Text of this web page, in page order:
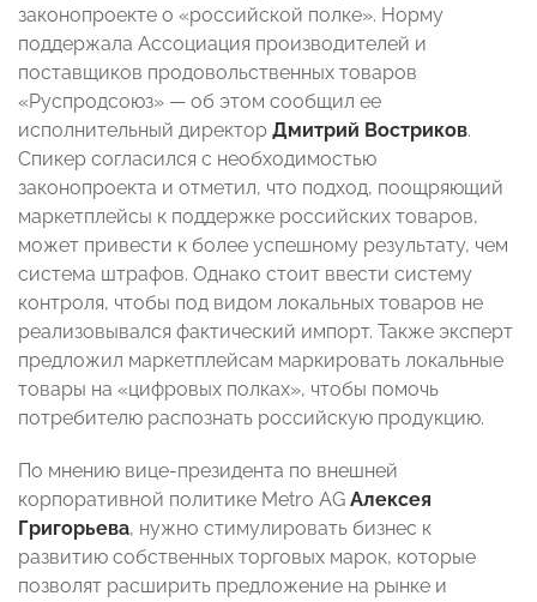
законопроекте о «российской полке». Норму
поддержала Ассоциация производителей и
поставщиков продовольственных товаров
«Руспродсоюз» — об этом сообщил ее
исполнительный директор Дмитрий Востриков.
Спикер согласился с необходимостью
законопроекта и отметил, что подход, поощряющий
маркетплейсы к поддержке российских товаров,
может привести к более успешному результату, чем
система штрафов. Однако стоит ввести систему
контроля, чтобы под видом локальных товаров не
реализовывался фактический импорт. Также эксперт
предложил маркетплейсам маркировать локальные
товары на «цифровых полках», чтобы помочь
потребителю распознать российскую продукцию.
По мнению вице-президента по внешней
корпоративной политике Metro AG Алексея
Григорьева, нужно стимулировать бизнес к
развитию собственных торговых марок, которые
позволят расширить предложение на рынке и